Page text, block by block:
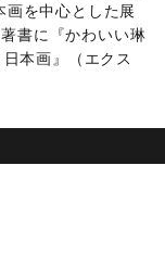
を中心とした展
書に『かわいい琳
本画』（エクス